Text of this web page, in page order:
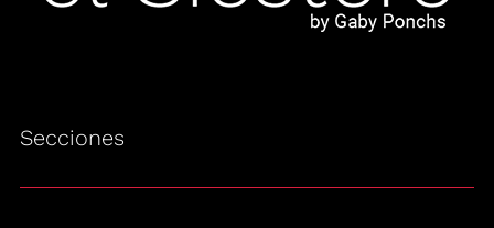
Secciones